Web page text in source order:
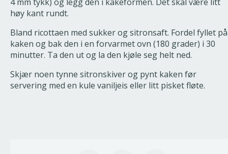
høy kant rundt.
Bland ricottaen med sukker og sitronsaft. Fordel fyllet på
kaken og bak den i en forvarmet ovn (180 grader) i 30
minutter. Ta den ut og la den kjøle seg helt ned.
Skjær noen tynne sitronskiver og pynt kaken før
servering med en kule vaniljeis eller litt pisket fløte.